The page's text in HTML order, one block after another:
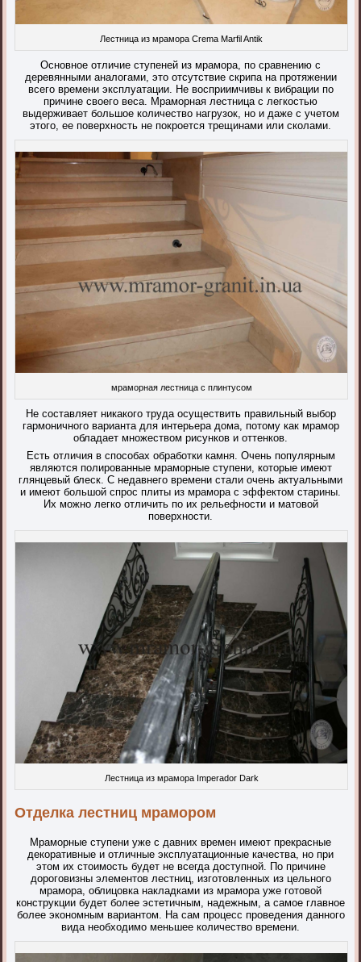
Лестница из мрамора Crema Marfil Antik
Основное отличие ступеней из мрамора, по сравнению с
деревянными аналогами, это отсутствие скрипа на протяжении
всего времени эксплуатации. Не восприимчивы к вибрации по
причине своего веса. Мраморная лестница с легкостью
выдерживает большое количество нагрузок, но и даже с учетом
этого, ее поверхность не покроется трещинами или сколами.
мраморная лестница с плинтусом
Не составляет никакого труда осуществить правильный выбор
гармоничного варианта для интерьера дома, потому как мрамор
обладает множеством рисунков и оттенков.
Есть отличия в способах обработки камня. Очень популярным
являются полированные мраморные ступени, которые имеют
глянцевый блеск. С недавнего времени стали очень актуальными
и имеют большой спрос плиты из мрамора с эффектом старины.
Их можно легко отличить по их рельефности и матовой
поверхности.
Лестница из мрамора Imperador Dark
Отделка лестниц мрамором
Мраморные ступени уже с давних времен имеют прекрасные
декоративные и отличные эксплуатационные качества, но при
этом их стоимость будет не всегда доступной. По причине
дороговизны элементов лестниц, изготовленных из цельного
мрамора, облицовка накладками из мрамора уже готовой
конструкции будет более эстетичным, надежным, а самое главное
более экономным вариантом. На сам процесс проведения данного
вида необходимо меньшее количество времени.